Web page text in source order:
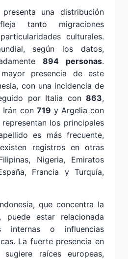
presenta una distribución
tanto migraciones
culturales.
según los datos,
894 personas.
presencia de este
con una incidencia de
por Italia con 863,
Irán con 719 y Argelia con
los principales
es más frecuente,
registros en otras
Nigeria, Emiratos
Francia y Turquía,
que concentra la
puede estar relacionada
internas o influencias
La fuerte presencia en
raíces europeas,